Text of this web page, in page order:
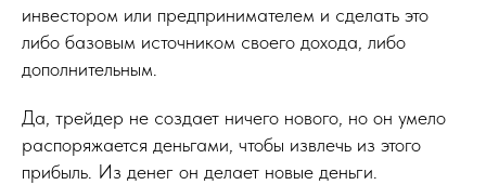
инвестором или предпринимателем и сделать это
либо базовым источником своего дохода, либо
дополнительным.
Да, трейдер не создает ничего нового, но он умело
распоряжается деньгами, чтобы извлечь из этого
прибыль. Из денег он делает новые деньги.